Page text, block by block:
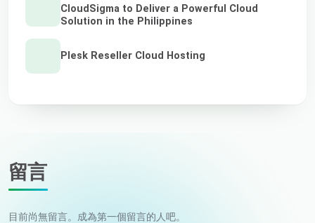
CloudSigma to Deliver a Powerful Cloud
Solution in the Philippines
Plesk Reseller Cloud Hosting
留言
目前尚無留言。成為第一個留言的人吧。